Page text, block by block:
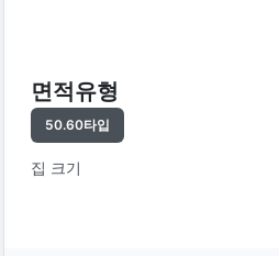
면적유형
50.60타입
집 크기